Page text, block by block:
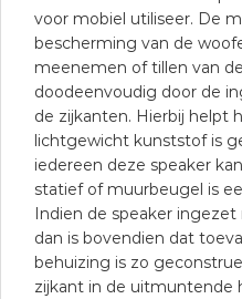
voor mobiel utiliseer. De
bescherming van de
meenemen of tillen van
doodeenvoudig door de
de zijkanten. Hierbij helpt
lichtgewicht kunststof is
iedereen deze speaker
statief of muurbeugel is
Indien de speaker
dan is bovendien dat
behuizing is zo
zijkant in de